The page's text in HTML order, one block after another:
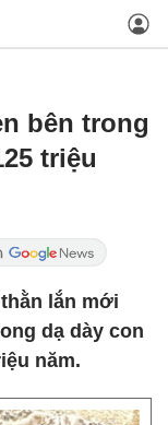
bên trong
triệu
lắn mới
dạ dày con
năm.